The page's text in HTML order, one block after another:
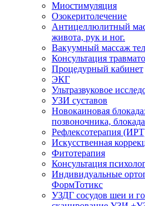
Миостимуляция
Озокеритолечение
Антицеллюлитный
живота, рук и ног.
Вакуумный массаж
Консультация
Процедурный кабинет
ЭКГ
Ультразвуковое
УЗИ суставов
Новокаиновая
позвоночника, блокада
Рефлексотерапия
Искусственная
Фитотерапия
Консультация
Индивидуальные
ФормТотикс
УЗДГ сосудов шеи и